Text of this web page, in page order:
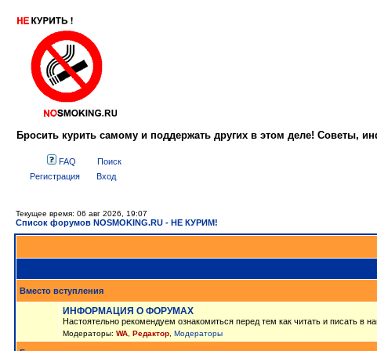
Бросить курить самому и поддержать других в этом деле! Советы,
FAQ
Поиск
Регистрация
Вход
Текущее время: 06 авг 2026, 19:07
Список форумов NOSMOKING.RU - НЕ КУРИМ!
Вместо вступления
ИНФОРМАЦИЯ О ФОРУМАХ
Настоятельно рекомендуем ознакомиться перед тем как читать и писать в
Модераторы: WA Редактор Модераторы